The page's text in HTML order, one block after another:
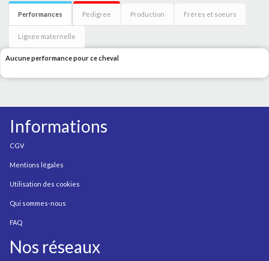
Performances Pedigree Production Frères et soeurs
Lignée maternelle
Aucune performance pour ce cheval
Informations
CGV
Mentions légales
Utilisation des cookies
Qui sommes-nous
FAQ
Nos réseaux